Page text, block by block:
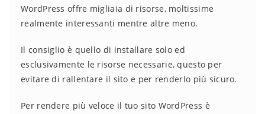
WordPress offre migliaia di risorse, moltissime
realmente interessanti mentre altre meno.
Il consiglio è quello di installare solo ed
esclusivamente le risorse necessarie, questo per
evitare di rallentare il sito e per renderlo più sicuro.
Per rendere più veloce il tuo sito WordPress è